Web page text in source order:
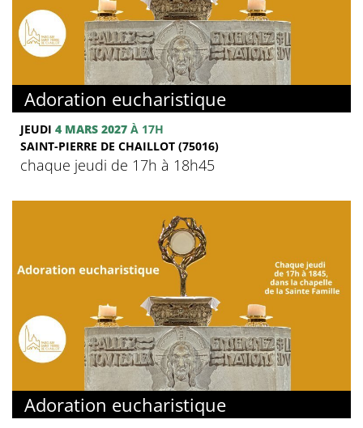
Adoration eucharistique
JEUDI 4 MARS 2027 À 17H
SAINT-PIERRE DE CHAILLOT (75016)
chaque jeudi de 17h à 18h45
Adoration eucharistique